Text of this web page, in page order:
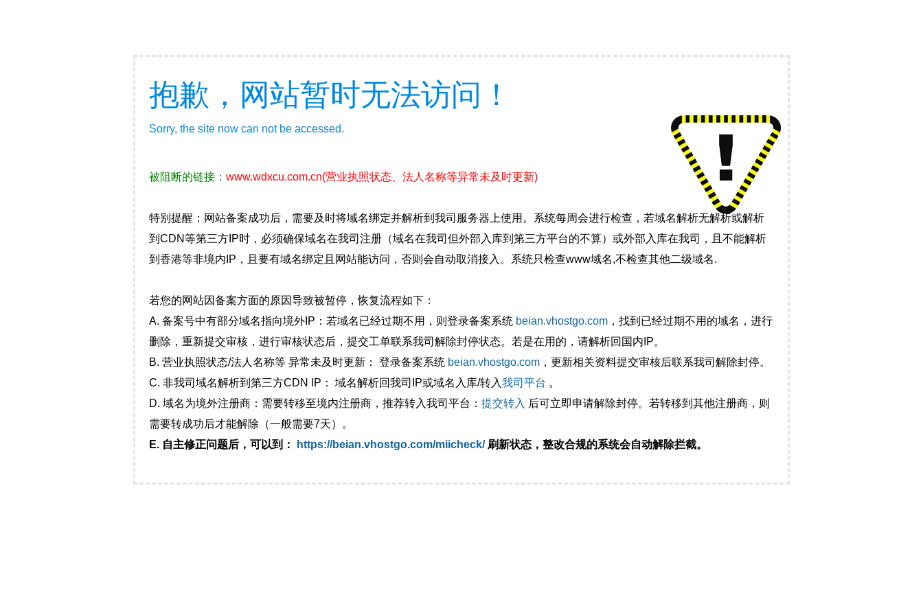
抱歉，网站暂时无法访问！
Sorry, the site now can not be accessed.
被阻断的链接： www.wdxcu.com.cn(营业执照状态、法人名称等异常未及时更新)
特别提醒：网站备案成功后，需要及时将域名绑定并解析到我司服务器上使用。系统每周会进行检查，若域名解析无解析或解析
到CDN等第三方IP时，必须确保域名在我司注册（域名在我司但外部入库到第三方平台的不算）或外部入库在我司，且不能解析
到香港等非境内IP，且要有域名绑定且网站能访问，否则会自动取消接入。系统只检查www域名,不检查其他二级域名.
若您的网站因备案方面的原因导致被暂停，恢复流程如下：
A. 备案号中有部分域名指向境外IP：若域名已经过期不用，则登录备案系统 beian.vhostgo.com ，找到已经过期不用的域名，进行
删除，重新提交审核，进行审核状态后，提交工单联系我司解除封停状态。若是在用的，请解析回国内IP。
B. 营业执照状态/法人名称等 异常未及时更新： 登录备案系统 beian.vhostgo.com ，更新相关资料提交审核后联系我司解除封停。
C. 非我司域名解析到第三方CDN IP： 域名解析回我司IP或域名入库/转入我司平台 。
D. 域名为境外注册商：需要转移至境内注册商，推荐转入我司平台： 提交转入 后可立即申请解除封停。若转移到其他注册商，则
需要转成功后才能解除（一般需要7天）。
E. 自主修正问题后，可以到：
https://beian.vhostgo.com/miicheck/刷新状态，整改合规的系统会自动解除拦截。